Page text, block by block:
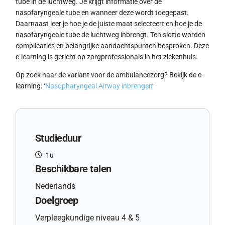
nasofaryngeale tube en wanneer deze wordt toegepast.
Daarnaast leer je hoe je de juiste maat selecteert en hoe je de
nasofaryngeale tube de luchtweg inbrengt. Ten slotte worden
complicaties en belangrijke aandachtspunten besproken. Deze
e-learning is gericht op zorgprofessionals in het ziekenhuis.
Op zoek naar de variant voor de ambulancezorg? Bekijk de e-
learning: ‘Nasopharyngeal Airway inbrengen‘
Studieduur
1u
Beschikbare talen
Nederlands
Doelgroep
Verpleegkundige niveau 4 & 5